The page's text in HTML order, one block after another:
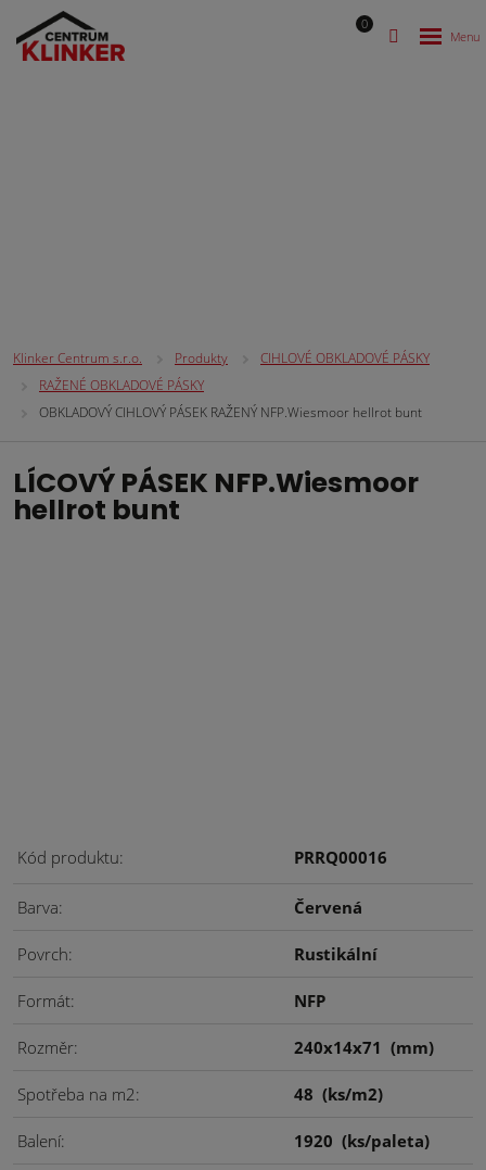
0
Klinker Centrum s.r.o. Produkty
CIHLOVÉ OBKLADOVÉ PÁSKY
RAŽENÉ OBKLADOVÉ PÁSKY
OBKLADOVÝ CIHLOVÝ PÁSEK RAŽENÝ NFP.Wiesmoor hellrot bunt
LÍCOVÝ PÁSEK NFP.Wiesmoor
hellrot bunt
Kód produktu PRRQ00016
Barva Červená
Povrch Rustikální
Formát NFP
Rozměr 240x14x71 (mm)
Spotřeba na m2 48 (ks/m2)
Balení 1920 (ks/paleta)